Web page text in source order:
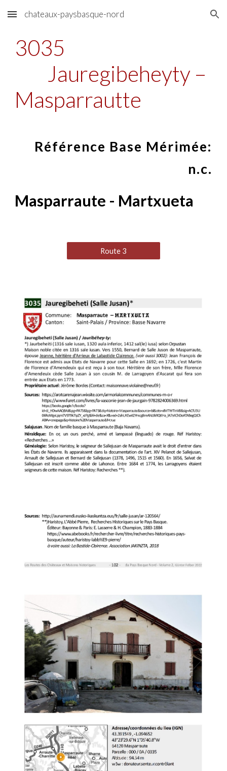
Skip to main content Skip to navigation
chateaux-paysbasque-nord
3035
Jauregibeheyty –
Masparrautte
Référence Base Mérimée:
n.c.
Masparraute - Martxueta
Route 3